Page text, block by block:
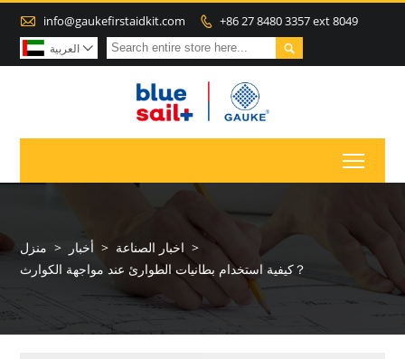
 info@gaukefirstaidkit.com  +86 27 8480 3357 ext 8049
 العربية 
منزل > أخبار > اخبار الصناعة >
كيفية استخدام بطانيات الطوارئ عند مواجهة الكوارث？